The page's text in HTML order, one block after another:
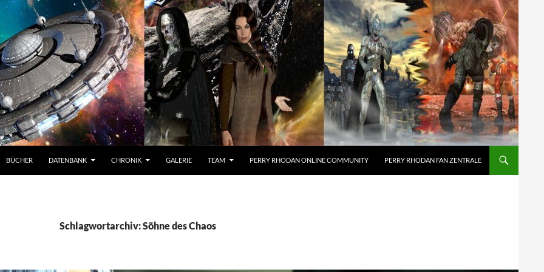
BÜCHER DATENBANK CHRONIK GALERIE TEAM PERRY RHODAN ONLINE COMMUNITY PERRY RHODAN FAN ZENTRALE
Schlagwortarchiv: Söhne des Chaos